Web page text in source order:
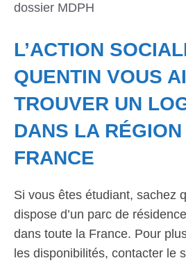
dossier MDPH
L’ACTION
QUENTIN VOUS
TROUVER UN
DANS LA
FRANCE
Si vous êtes étudiant, sachez
dispose d’un parc de
dans toute la France. Pour
les disponibilités, contacter le